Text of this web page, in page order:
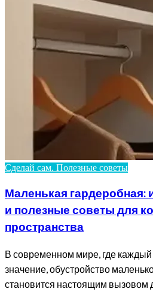
Сделай сам. Полезные советы
Маленькая гардеробная:
и полезные советы для
пространства
В современном мире, где
значение, обустройство
становится настоящим вызовом